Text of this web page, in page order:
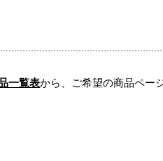
一覧表から、ご希望の商品ペー